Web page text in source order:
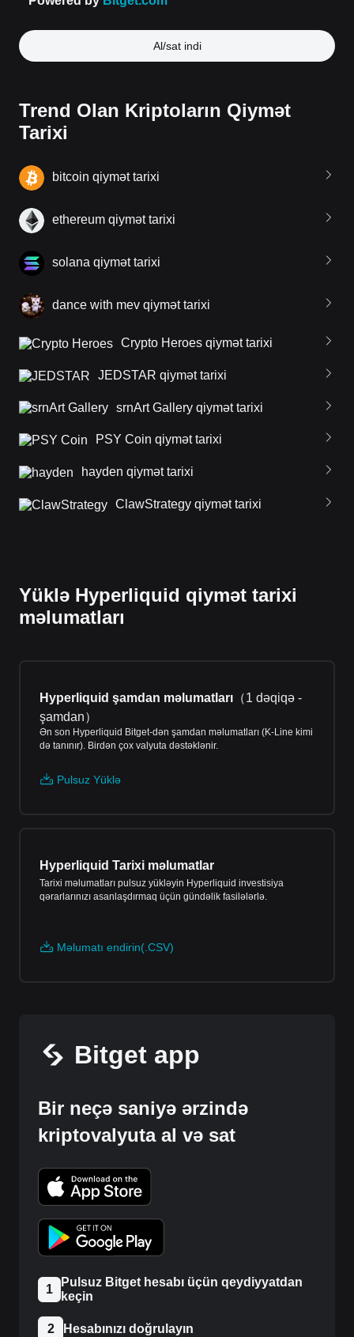
Al/sat indi
Trend Olan Kriptoların Qiymət
Tarixi
bitcoin qiymət tarixi
ethereum qiymət tarixi
solana qiymət tarixi
dance with mev qiymət tarixi
Crypto Heroes qiymət tarixi
JEDSTAR qiymət tarixi
srnArt Gallery qiymət tarixi
PSY Coin qiymət tarixi
hayden qiymət tarixi
ClawStrategy qiymət tarixi
Yüklə Hyperliquid qiymət tarixi
məlumatları
Hyperliquid şamdan məlumatları （1 dəqiqə -
şamdan）
Ən son Hyperliquid Bitget-dən şamdan məlumatları (K-Line kimi
də tanınır). Birdən çox valyuta dəstəklənir.
Pulsuz Yüklə
Hyperliquid Tarixi məlumatlar
Tarixi məlumatları pulsuz yükləyin Hyperliquid investisiya
qərarlarınızı asanlaşdırmaq üçün gündəlik fasilələrlə.
Məlumatı endirin(.CSV)
Bitget app
Bir neçə saniyə ərzində
kriptovalyuta al və sat
1
Pulsuz Bitget hesabı üçün qeydiyyatdan
keçin
2 Hesabınızı doğrulayın